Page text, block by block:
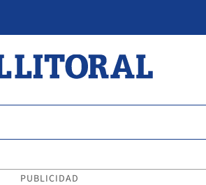
PUBLICIDAD